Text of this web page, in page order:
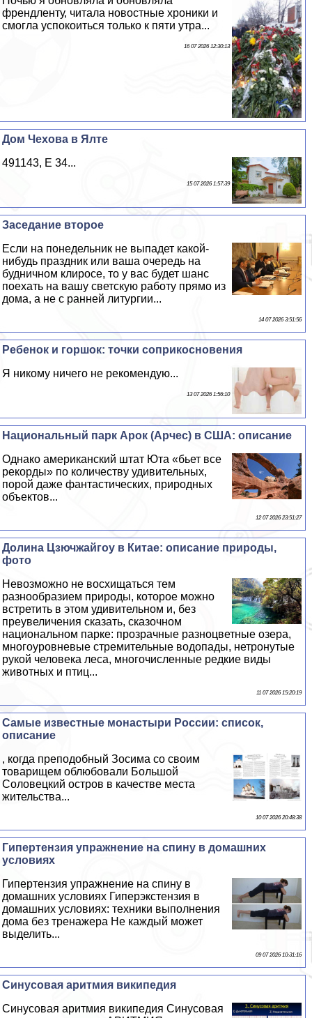
френдленту, читала новостные хроники и
смогла успокоиться только к пяти утра...
16 07 2026 12:30:13
Дом Чехова в Ялте
491143, E 34...
15 07 2026 1:57:39
Заседание второе
Если на понедельник не выпадет какой-
нибудь праздник или ваша очередь на
будничном клиросе, то у вас будет шанс
поехать на вашу светскую работу прямо из
дома, а не с ранней литургии...
14 07 2026 3:51:56
Ребенок и горшок: точки соприкосновения
Я никому ничего не рекомендую...
13 07 2026 1:56:10
Национальный парк Арок (Арчес) в США: описание
Однако американский штат Юта «бьет все
рекорды» по количеству удивительных,
порой даже фантастических, природных
объектов...
12 07 2026 23:51:27
Долина Цзючжайгоу в Китае: описание природы,
фото
Невозможно не восхищаться тем
разнообразием природы, которое можно
встретить в этом удивительном и, без
преувеличения сказать, сказочном
национальном парке: прозрачные разноцветные озера,
многоуровневые стремительные водопады, нетронутые
рукой человека леса, многочисленные редкие виды
животных и птиц...
11 07 2026 15:20:19
Самые известные монастыри России: список,
описание
, когда преподобный Зосима со своим
товарищем облюбовали Большой
Соловецкий остров в качестве места
жительства...
10 07 2026 20:48:38
Гипертензия упражнение на спину в домашних
условиях
Гипертензия упражнение на спину в
домашних условиях Гиперэкстензия в
домашних условиях: техники выполнения
дома без тренажера Не каждый может
выделить...
09 07 2026 10:31:16
Синусовая аритмия википедия
Синусовая аритмия википедия Синусовая